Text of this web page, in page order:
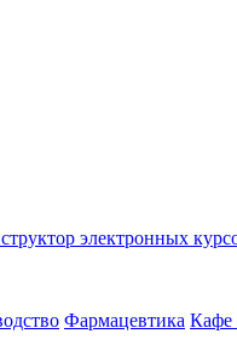
электронных
Фармацевтика Кафе